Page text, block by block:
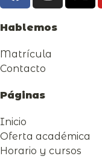
Hablemos
Matrícula
Contacto
Páginas
Inicio
Oferta académica
Horario y cursos